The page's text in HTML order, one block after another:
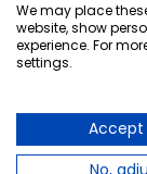
We may place
website, show
experience. For
settings.
Accept